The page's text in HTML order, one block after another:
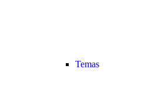
Temas